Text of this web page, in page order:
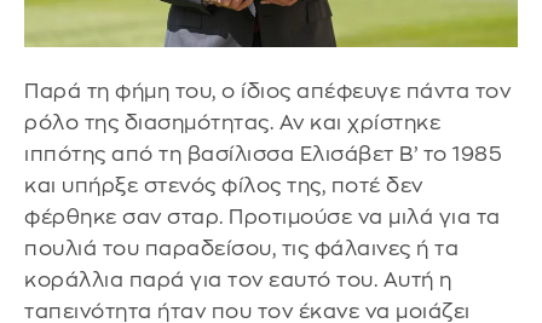
Παρά τη φήμη του, ο ίδιος απέφευγε πάντα τον
ρόλο της διασημότητας. Αν και χρίστηκε
ιππότης από τη βασίλισσα Ελισάβετ Β’ το 1985
και υπήρξε στενός φίλος της, ποτέ δεν
φέρθηκε σαν σταρ. Προτιμούσε να μιλά για τα
πουλιά του παραδείσου, τις φάλαινες ή τα
κοράλλια παρά για τον εαυτό του. Αυτή η
ταπεινότητα ήταν που τον έκανε να μοιάζει